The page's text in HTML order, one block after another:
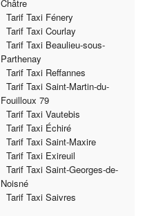
Châtre
Tarif Taxi Fénery
Tarif Taxi Courlay
Tarif Taxi Beaulieu-sous-
Parthenay
Tarif Taxi Reffannes
Tarif Taxi Saint-Martin-du-
Fouilloux 79
Tarif Taxi Vautebis
Tarif Taxi Échiré
Tarif Taxi Saint-Maxire
Tarif Taxi Exireuil
Tarif Taxi Saint-Georges-de-
Noisné
Tarif Taxi Saivres